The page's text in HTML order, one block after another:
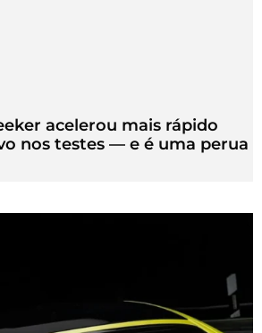
acelerou mais rápido
nos testes — e é uma perua